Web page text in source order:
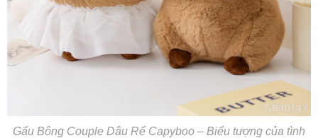
Gấu Bông Couple Dâu Rể Capyboo – Biểu tượng của tình